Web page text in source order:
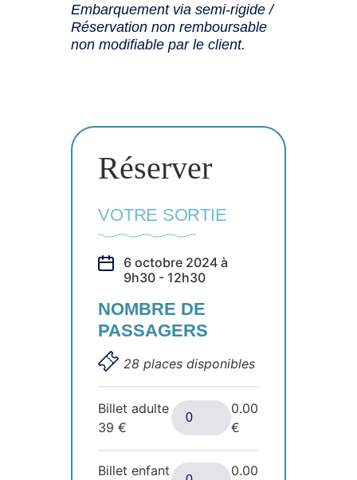
Embarquement via semi-rigide /
Réservation non remboursable
non modifiable par le client.
Réserver
VOTRE SORTIE
6 octobre 2024 à
9h30 - 12h30
NOMBRE DE
PASSAGERS
28 places disponibles
Billet adulte
39€
0.00
€
Billet enfant
0.00